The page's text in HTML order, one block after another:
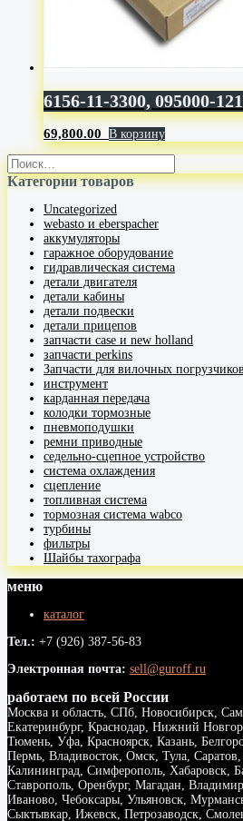
6156-11-3300, 095000-
69,800.00 В корзину
Категории товаров
Uncategorized
webasto и eberspacher
аккумуляторы
гаражное оборудование
гидравлическая система
детали двигателя
детали кабины
детали подвески
детали прицепов
запчасти case и new holland
запчасти perkins
Запчасти для вилочных погрузчиков
инструмент
карданная передача
колодки тормозные
пневмоподушки
ремни приводные
седельно-сцепное устройство
система охлаждения
сцепление
топливная система
тормозная система wabco
турбины
фильтры
Шайбы тахографа
меню
каталог
Тел.: +7 (926) 387-56-83
Электронная почта: sell@guroff.ru
работаем по всей России
Москва и область, СПб, Новосибирск,
Екатеринбург, Краснодар, Нижний
Тюмень, Уфа, Красноярск, Казань,
Пермь, Владивосток, Омск, Тула,
Калининград, Симферополь, Хабаровск,
Ставрополь, Оренбург, Магадан,
Иваново, Чебоксары, Ульяновск,
Сыктывкар, Ижевск, Петрозаводск,